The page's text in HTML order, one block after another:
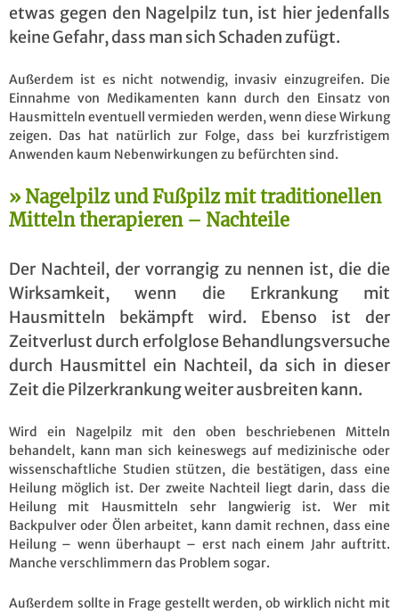
etwas gegen den Nagelpilz tun, ist hier jedenfalls
keine Gefahr, dass man sich Schaden zufügt.
Außerdem ist es nicht notwendig, invasiv einzugreifen. Die
Einnahme von Medikamenten kann durch den Einsatz von
Hausmitteln eventuell vermieden werden, wenn diese Wirkung
zeigen. Das hat natürlich zur Folge, dass bei kurzfristigem
Anwenden kaum Nebenwirkungen zu befürchten sind.
Nagelpilz und Fußpilz mit traditionellen
Mitteln therapieren – Nachteile
Der Nachteil, der vorrangig zu nennen ist, die die
Wirksamkeit, wenn die Erkrankung mit
Hausmitteln bekämpft wird. Ebenso ist der
Zeitverlust durch erfolglose Behandlungsversuche
durch Hausmittel ein Nachteil, da sich in dieser
Zeit die Pilzerkrankung weiter ausbreiten kann.
Wird ein Nagelpilz mit den oben beschriebenen Mitteln
behandelt, kann man sich keineswegs auf medizinische oder
wissenschaftliche Studien stützen, die bestätigen, dass eine
Heilung möglich ist. Der zweite Nachteil liegt darin, dass die
Heilung mit Hausmitteln sehr langwierig ist. Wer mit
Backpulver oder Ölen arbeitet, kann damit rechnen, dass eine
Heilung – wenn überhaupt – erst nach einem Jahr auftritt.
Manche verschlimmern das Problem sogar.
Außerdem sollte in Frage gestellt werden, ob wirklich nicht mit